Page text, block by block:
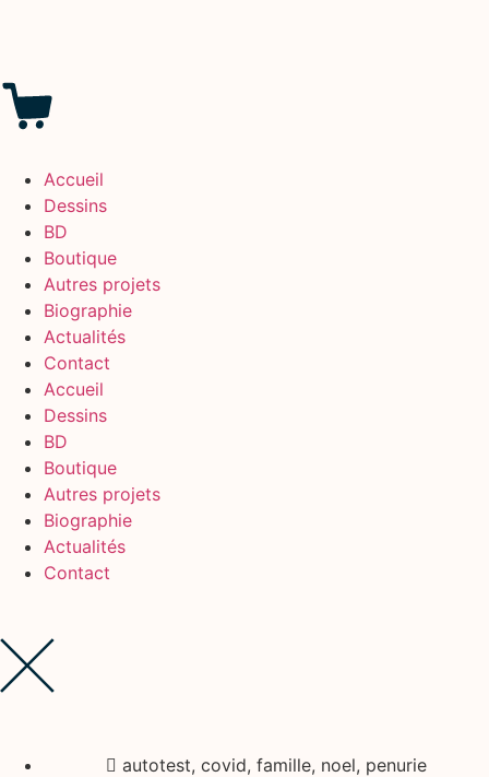
Accueil
Dessins
BD
Boutique
Autres projets
Biographie
Actualités
Contact
Accueil
Dessins
BD
Boutique
Autres projets
Biographie
Actualités
Contact
autotest, covid, famille, noel, penurie